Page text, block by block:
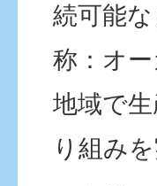
続可能
称：オ
地域で
り組み